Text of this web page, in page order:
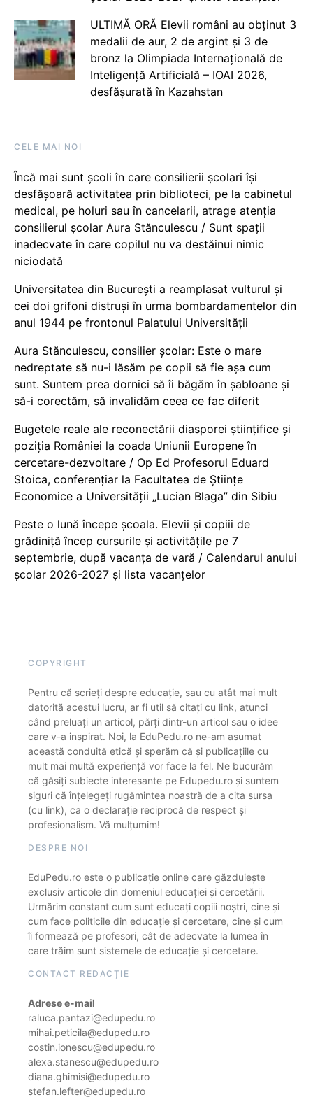
ULTIMĂ ORĂ Elevii români au obținut 3
medalii de aur, 2 de argint și 3 de
bronz la Olimpiada Internațională de
Inteligență Artificială – IOAI 2026,
desfășurată în Kazahstan
CELE MAI NOI
Încă mai sunt școli în care consilierii școlari își
desfășoară activitatea prin biblioteci, pe la cabinetul
medical, pe holuri sau în cancelarii, atrage atenția
consilierul școlar Aura Stănculescu / Sunt spații
inadecvate în care copilul nu va destăinui nimic
niciodată
Universitatea din București a reamplasat vulturul și
cei doi grifoni distruși în urma bombardamentelor din
anul 1944 pe frontonul Palatului Universității
Aura Stănculescu, consilier școlar: Este o mare
nedreptate să nu-i lăsăm pe copii să fie așa cum
sunt. Suntem prea dornici să îi băgăm în șabloane și
să-i corectăm, să invalidăm ceea ce fac diferit
Bugetele reale ale reconectării diasporei științifice și
poziția României la coada Uniunii Europene în
cercetare-dezvoltare / Op Ed Profesorul Eduard
Stoica, conferențiar la Facultatea de Științe
Economice a Universității „Lucian Blaga” din Sibiu
Peste o lună începe școala. Elevii și copiii de
grădiniță încep cursurile și activitățile pe 7
septembrie, după vacanța de vară / Calendarul anului
școlar 2026-2027 și lista vacanțelor
COPYRIGHT
Pentru că scrieți despre educație, sau cu atât mai mult
datorită acestui lucru, ar fi util să citați cu link, atunci
când preluați un articol, părți dintr-un articol sau o idee
care v-a inspirat. Noi, la EduPedu.ro ne-am asumat
această conduită etică și sperăm că și publicațiile cu
mult mai multă experiență vor face la fel. Ne bucurăm
că găsiți subiecte interesante pe Edupedu.ro și suntem
siguri că înțelegeți rugămintea noastră de a cita sursa
(cu link), ca o declarație reciprocă de respect și
profesionalism. Vă mulțumim!
DESPRE NOI
EduPedu.ro este o publicație online care găzduiește
exclusiv articole din domeniul educației și cercetării.
Urmărim constant cum sunt educați copiii noștri, cine și
cum face politicile din educație și cercetare, cine și cum
îi formează pe profesori, cât de adecvate la lumea în
care trăim sunt sistemele de educație și cercetare.
CONTACT REDACȚIE
Adrese e-mail
raluca.pantazi@edupedu.ro
mihai.peticila@edupedu.ro
costin.ionescu@edupedu.ro
alexa.stanescu@edupedu.ro
diana.ghimisi@edupedu.ro
stefan.lefter@edupedu.ro